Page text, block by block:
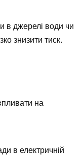
в джерелі води чи
знизити тиск.
на
в електричній